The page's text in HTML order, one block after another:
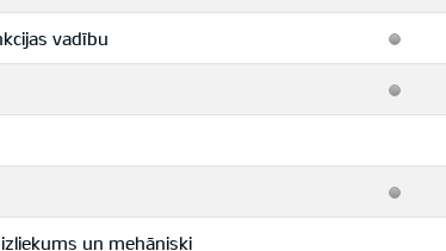
vadību
un mehāniski